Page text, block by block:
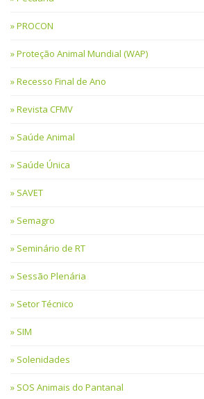
PROCON
Proteção Animal Mundial (WAP)
Recesso Final de Ano
Revista CFMV
Saúde Animal
Saúde Única
SAVET
Semagro
Seminário de RT
Sessão Plenária
Setor Técnico
SIM
Solenidades
SOS Animais do Pantanal